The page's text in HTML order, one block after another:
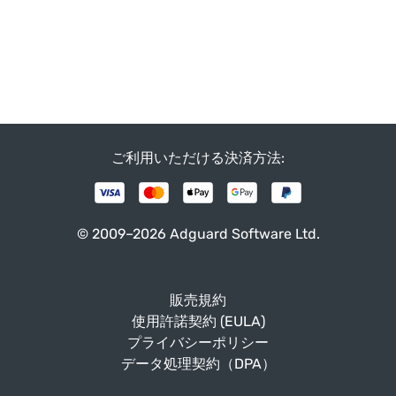
© 2009–2026 Adguard Software Ltd.
ご利用いただける決済方法:
販売規約
使用許諾契約 (EULA)
プライバシーポリシー
データ処理契約（DPA）